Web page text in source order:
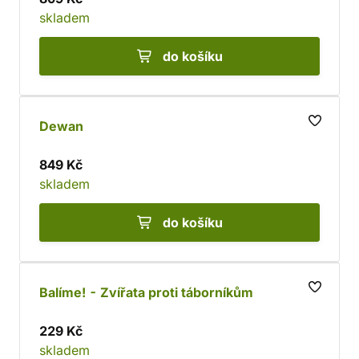
skladem
do košíku
Dewan
849 Kč
skladem
do košíku
Balíme! - Zvířata proti táborníkům
229 Kč
skladem